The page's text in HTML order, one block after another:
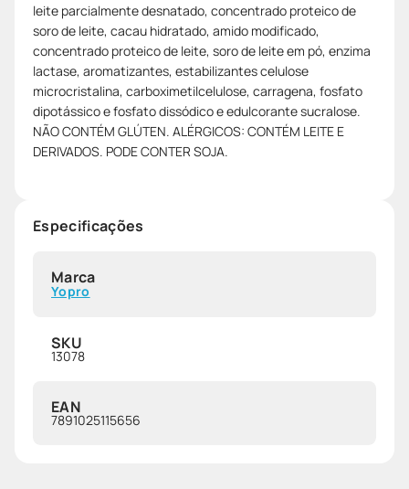
leite parcialmente desnatado, concentrado proteico de
soro de leite, cacau hidratado, amido modificado,
concentrado proteico de leite, soro de leite em pó, enzima
lactase, aromatizantes, estabilizantes celulose
microcristalina, carboximetilcelulose, carragena, fosfato
dipotássico e fosfato dissódico e edulcorante sucralose.
NÃO CONTÉM GLÚTEN. ALÉRGICOS: CONTÉM LEITE E
DERIVADOS. PODE CONTER SOJA.
Especificações
Marca
Yopro
SKU
13078
EAN
7891025115656